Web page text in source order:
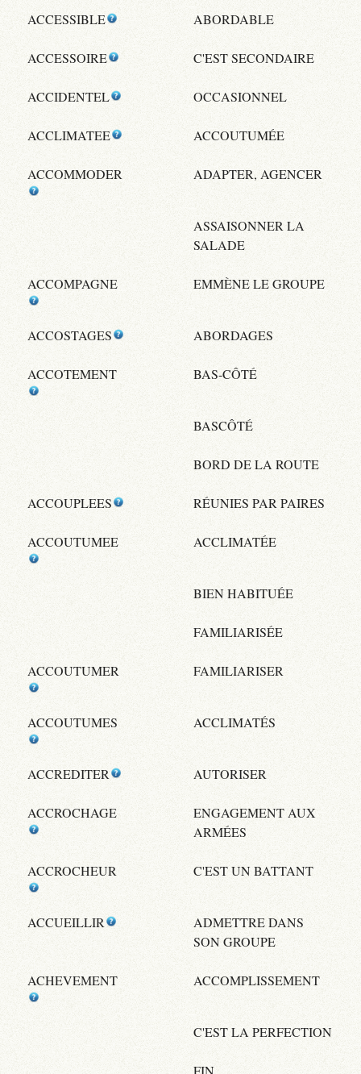
ACCESSIBLE ABORDABLE
ACCESSOIRE C'EST SECONDAIRE
ACCIDENTEL OCCASIONNEL
ACCLIMATEE ACCOUTUMÉE
ACCOMMODER ADAPTER, AGENCER
ASSAISONNER LA
SALADE
ACCOMPAGNE EMMÈNE LE GROUPE
ACCOSTAGES ABORDAGES
ACCOTEMENT BAS-CÔTÉ
BASCÔTÉ
BORD DE LA ROUTE
ACCOUPLEES RÉUNIES PAR PAIRES
ACCOUTUMEE ACCLIMATÉE
BIEN HABITUÉE
FAMILIARISÉE
ACCOUTUMER FAMILIARISER
ACCOUTUMES ACCLIMATÉS
ACCREDITER AUTORISER
ACCROCHAGE
ENGAGEMENT AUX
ARMÉES
ACCROCHEUR C'EST UN BATTANT
ACCUEILLIR
ADMETTRE DANS
SON GROUPE
ACHEVEMENT ACCOMPLISSEMENT
C'EST LA PERFECTION
FIN